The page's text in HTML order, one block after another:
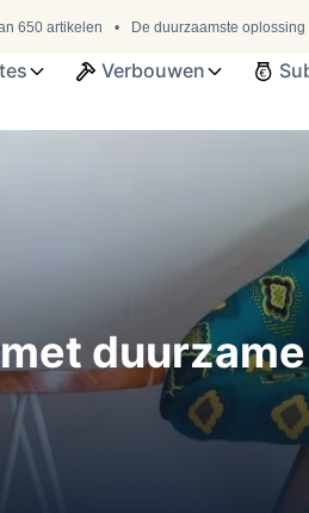
650 artikelen De duurzaamste oplossing
Verbouwen